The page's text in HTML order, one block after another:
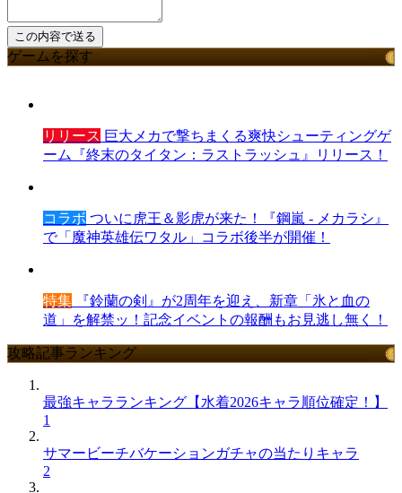
ゲームを探す
リリース 巨大メカで撃ちまくる爽快シューティングゲ
ーム『終末のタイタン：ラストラッシュ』リリース！
コラボ ついに虎王＆影虎が来た！『鋼嵐 - メカラシ』
で「魔神英雄伝ワタル」コラボ後半が開催！
特集 『鈴蘭の剣』が2周年を迎え、新章「氷と血の
道」を解禁ッ！記念イベントの報酬もお見逃し無く！
攻略記事ランキング
最強キャラランキング【水着2026キャラ順位確定！】
1
サマービーチバケーションガチャの当たりキャラ
2